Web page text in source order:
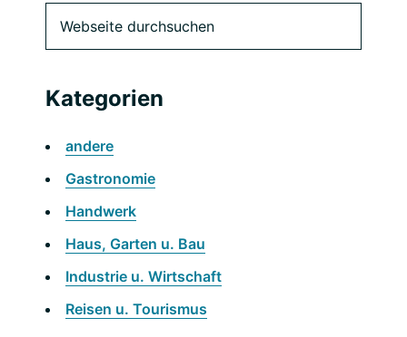
Seitenspalte
durchsuchen
Kategorien
andere
Gastronomie
Handwerk
Haus, Garten u. Bau
Industrie u. Wirtschaft
Reisen u. Tourismus